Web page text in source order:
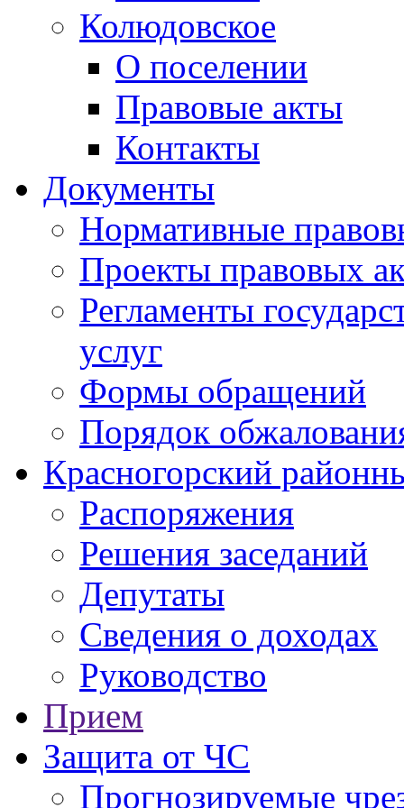
Колюдовское
О поселении
Правовые акты
Контакты
Документы
Нормативные
Проекты правовых
Регламенты
услуг
Формы обращений
Порядок
Красногорский
Распоряжения
Решения заседаний
Депутаты
Сведения о доходах
Руководство
Прием
Защита от ЧС
Прогнозируемые